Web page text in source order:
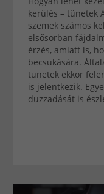
kerülés – tünetek
szemek számos
elsősorban
érzés, amiatt is,
becsukására.
tünetek ekkor
is jelentkezik.
duzzadását is